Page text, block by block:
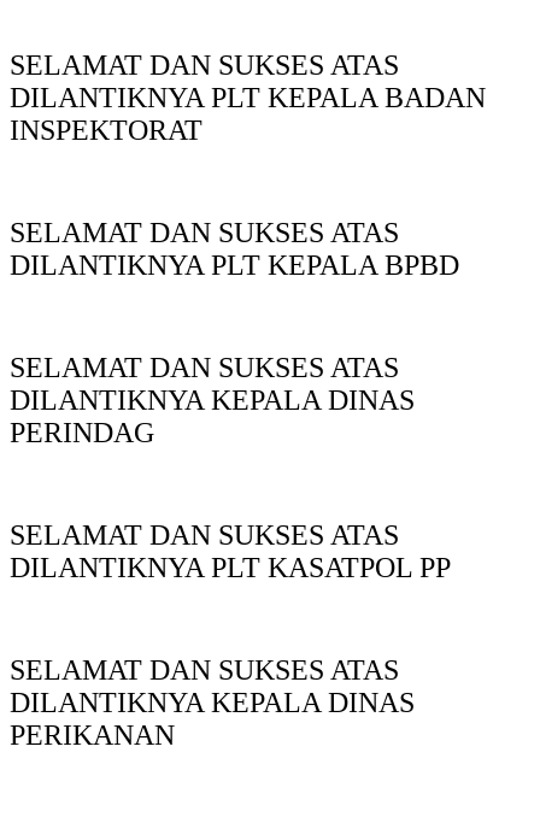
SELAMAT DAN SUKSES ATAS
DILANTIKNYA PLT KEPALA BADAN
INSPEKTORAT
SELAMAT DAN SUKSES ATAS
DILANTIKNYA PLT KEPALA BPBD
SELAMAT DAN SUKSES ATAS
DILANTIKNYA KEPALA DINAS
PERINDAG
SELAMAT DAN SUKSES ATAS
DILANTIKNYA PLT KASATPOL PP
SELAMAT DAN SUKSES ATAS
DILANTIKNYA KEPALA DINAS
PERIKANAN